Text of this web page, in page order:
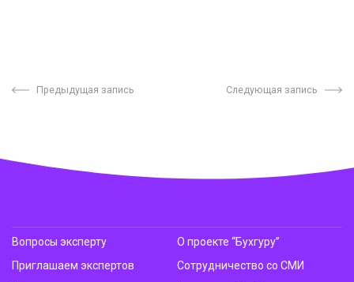
Предыдущая запись Следующая запись
Вопросы эксперту
Приглашаем экспертов
О проекте “Бухгуру”
Сотрудничество со СМИ